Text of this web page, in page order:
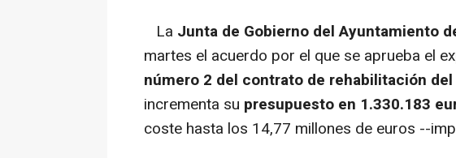
La Junta de Gobierno del Ayuntamiento
martes el acuerdo por el que se aprueba el
número 2 del contrato de rehabilitación
incrementa su presupuesto en 1.330.183
coste hasta los 14,77 millones de euros --